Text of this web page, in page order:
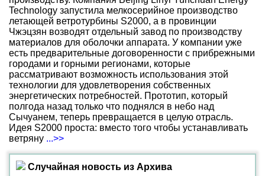
Technology запустила мелкосерийное производство
летающей ветротурбины S2000, а в провинции
Чжэцзян возводят отдельный завод по производству
материалов для оболочки аппарата. У компании уже
есть предварительные договоренности с прибрежными
городами и горными регионами, которые
рассматривают возможность использования этой
технологии для удовлетворения собственных
энергетических потребностей. Прототип, который
полгода назад только что поднялся в небо над
Сычуанем, теперь превращается в целую отрасль.
Идея S2000 проста: вместо того чтобы устанавливать
ветряну ...>>
Случайная новость из Архива